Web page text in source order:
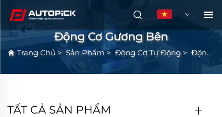
VI
Động Cơ Gương Bên
Trang Chủ > Sản Phẩm> Động Cơ Tự Động> Động Cơ Gương Bên
TẤT CẢ SẢN PHẨM